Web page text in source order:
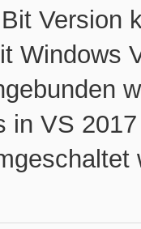
Version
Windows
in VS